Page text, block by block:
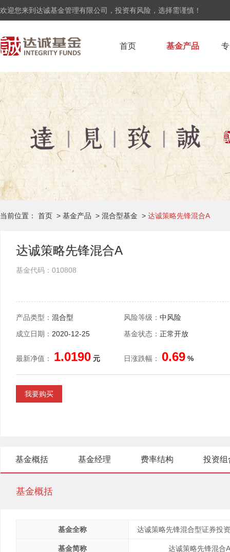
欢迎您来到达诚基金管理有限公司，投资有风险，选择需谨慎！
首页 基金产品
当前位置： 首页 > 基金产品 > 混合型基金 > 达诚策略先锋混合A
达诚策略先锋混合A
基金代码：010808
产品类型： 混合型 风险等级： 中风险
成立日期： 2020-12-25 基金状态： 正常开放
最新净值： 1.0190 元 日涨跌幅： 0.69 %
我要购买
基金概括 基金经理 费率结构 投资组
基金概括
基金全称 达诚策略先锋混合型证券投
基金简称 达诚策略先锋混合